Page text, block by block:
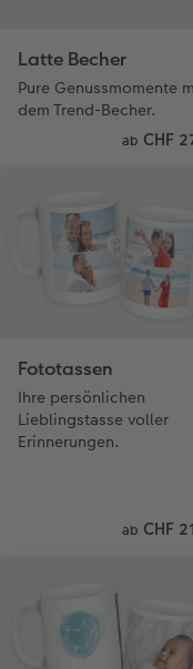
Foto-
Latte Becher
Pure Genussmomente
dem Trend-Becher.
ab CHF
Fototassen
Ihre persönlichen
Lieblingstasse voller
Erinnerungen.
ab CHF